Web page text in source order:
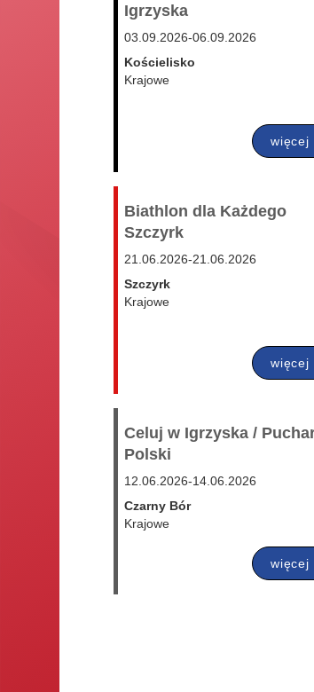
Igrzyska
03.09.2026-06.09.2026
Kościelisko
Krajowe
więcej
Biathlon dla Każdego
Szczyrk
21.06.2026-21.06.2026
Szczyrk
Krajowe
więcej
Celuj w Igrzyska /
Polski
12.06.2026-14.06.2026
Czarny Bór
Krajowe
więcej